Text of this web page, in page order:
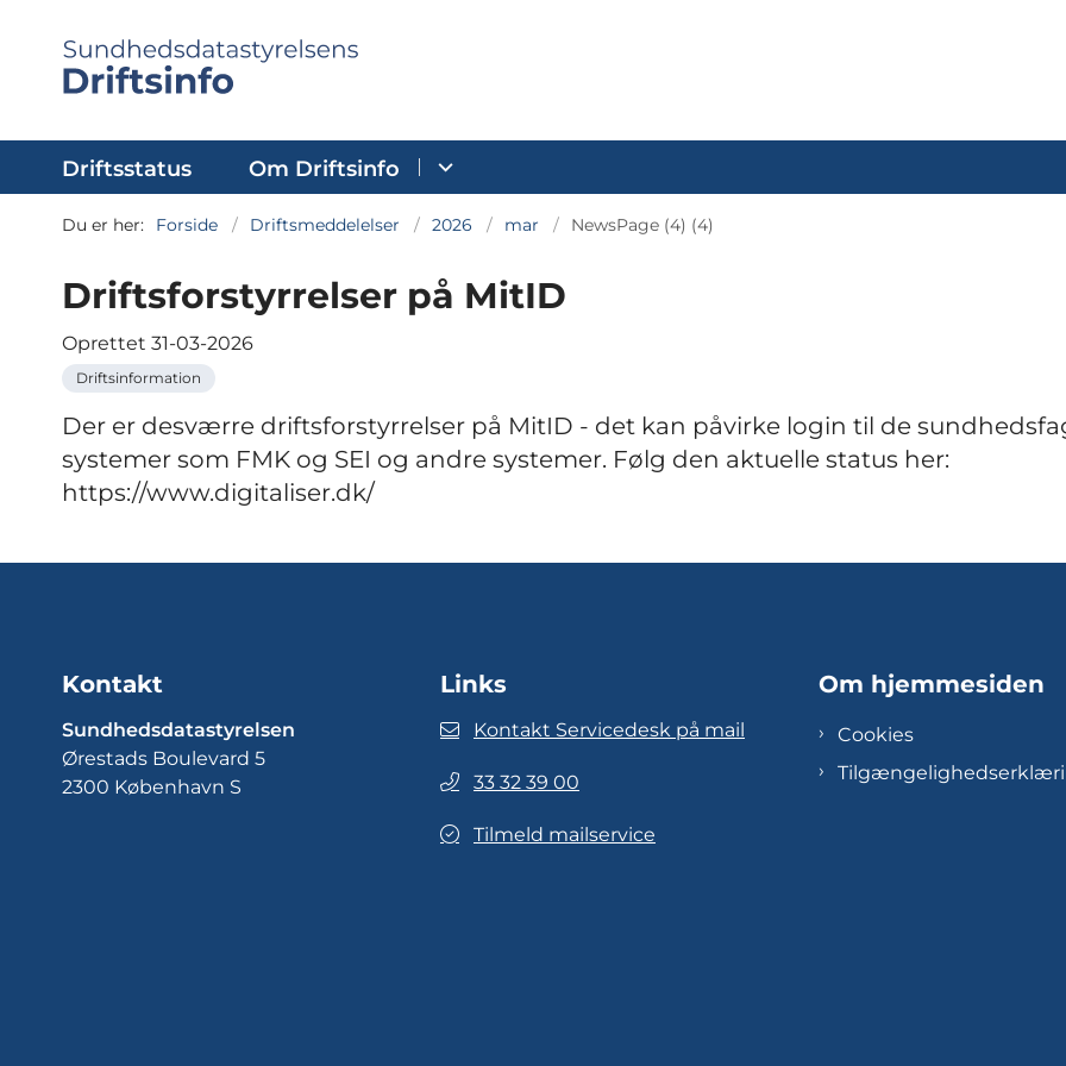
Driftsstatus Om Driftsinfo
Du er her: Forside Driftsmeddelelser 2026 mar NewsPage (4) (4)
Driftsforstyrrelser på MitID
Oprettet 31-03-2026
Driftsinformation
Der er desværre driftsforstyrrelser på MitID - det kan påvirke login til de
systemer som FMK og SEI og andre systemer. Følg den aktuelle status her:
https://www.digitaliser.dk/
Kontakt
Sundhedsdatastyrelsen
Ørestads Boulevard 5
2300 København S
Links
Kontakt Servicedesk på mail
33 32 39 00
Tilmeld mailservice
Om hjemmesiden
Cookies